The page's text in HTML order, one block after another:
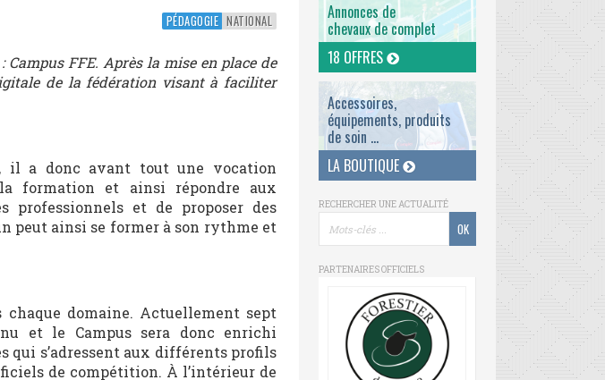
PÉDAGOGIE NATIONAL
FFE. Après la mise en place de
de la fédération visant à faciliter
il a donc avant tout une vocation
formation et ainsi répondre aux
professionnels et de proposer des
peut ainsi se former à son rythme et
domaine. Actuellement sept
et le Campus sera donc enrichi
qui s’adressent aux différents profils
de compétition. À l’intérieur de
Annonces de
chevaux de complet
18 OFFRES
Accessoires,
équipements, produits
de soin ...
LA BOUTIQUE
RECHERCHER UNE ACTUALITÉ
PARTENAIRES OFFICIELS